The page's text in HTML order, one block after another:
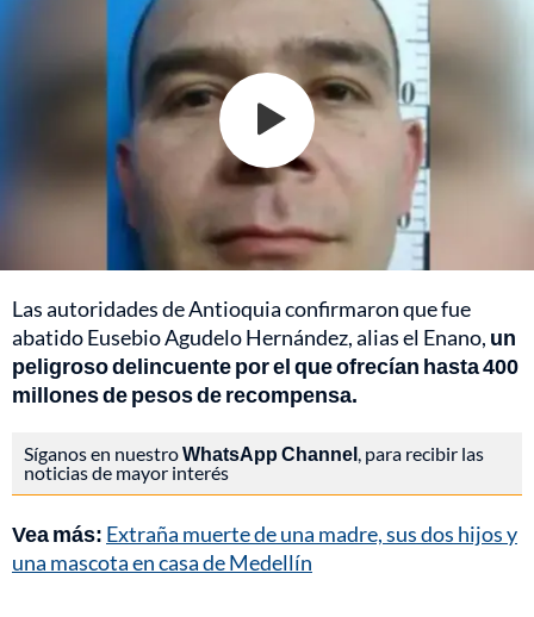
Las autoridades de Antioquia confirmaron que fue
abatido Eusebio Agudelo Hernández, alias el Enano, un
peligroso delincuente por el que ofrecían hasta 400
millones de pesos de recompensa.
Síganos en nuestroWhatsApp Channel , para recibir las
noticias de mayor interés
Vea más: Extraña muerte de una madre, sus dos hijos y
una mascota en casa de Medellín